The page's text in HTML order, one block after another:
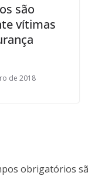
são
vítimas
de 2018
obrigatórios